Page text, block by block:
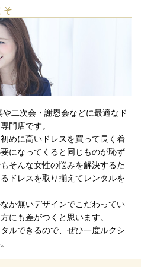
そ
二次会・謝恩会などに最適なド
門店です。
めに高いドレスを買って長く着
になってくると同じものが恥ず
そんな女性の悩みを解決するた
ドレスを取り揃えてレンタルを
か無いデザインでこだわってい
にも差がつくと思います。
ルできるので、ぜひ一度ルクシ